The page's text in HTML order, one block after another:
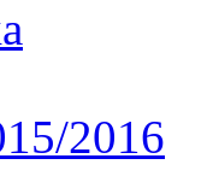
2016